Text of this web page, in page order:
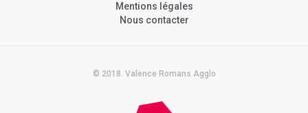
Mentions légales
Nous contacter
© 2018. Valence Romans Agglo